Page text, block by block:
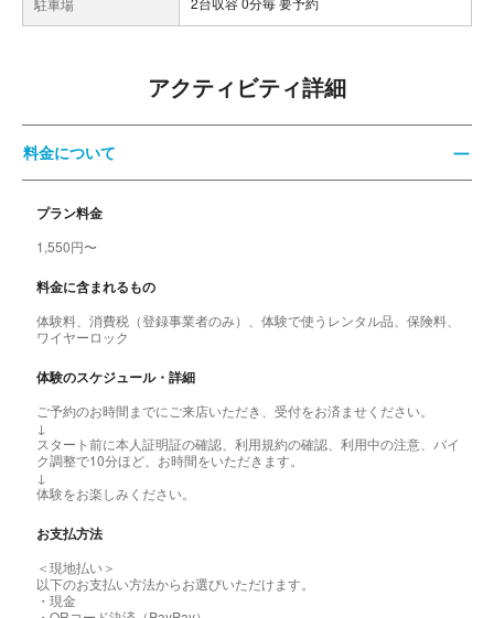
駐車場
アクティビティ詳細
料金について
プラン料金
1,550円〜
料金に含まれるもの
体験料、消費税（登録事業者のみ）、体験で使うレンタル品、保険料、
ワイヤーロック
体験のスケジュール・詳細
ご予約のお時間までにご来店いただき、受付をお済ませください。
↓
スタート前に本人証明証の確認、利用規約の確認、利用中の注意、バイ
ク調整で10分ほど、お時間をいただきます。
↓
体験をお楽しみください。
お支払方法
＜現地払い＞
以下のお支払い方法からお選びいただけます。
・現金